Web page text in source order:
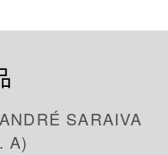
SARAIVA
A)